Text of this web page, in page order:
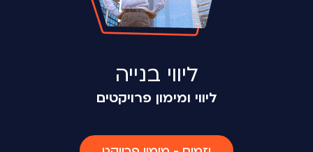
ליווי בנייה
ליווי ומימון פרויקטים